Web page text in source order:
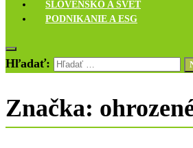
SLOVENSKO A SVET
PODNIKANIE A ESG
Hľadať:
Značka: